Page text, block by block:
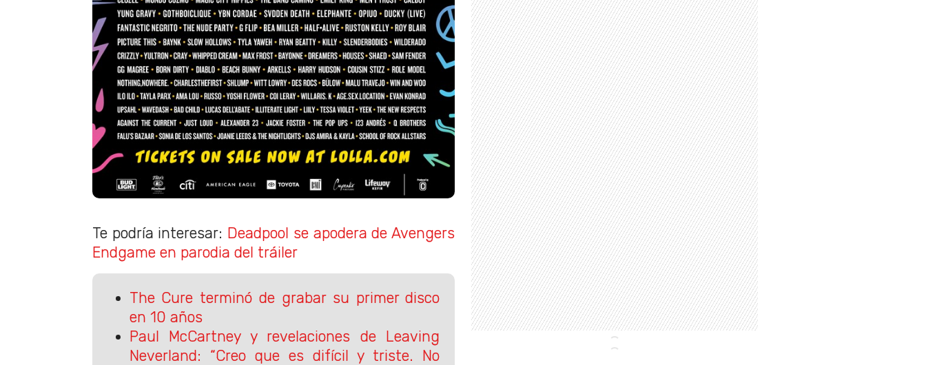
Te podría interesar: Deadpool se apodera de Avengers
Endgame en parodia del tráiler
The Cure terminó de grabar su primer disco
en 10 años
Paul McCartney y revelaciones de Leaving
Neverland: “Creo que es difícil y triste. No